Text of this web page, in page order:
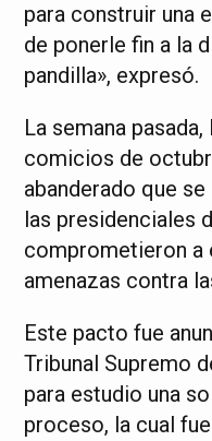
para construir una
de ponerle fin a la
pandilla», expresó.
La semana
comicios de
abanderado que
las presidenciales
comprometieron a
amenazas contra
Este pacto fue
Tribunal Supremo
para estudio una
proceso, la cual